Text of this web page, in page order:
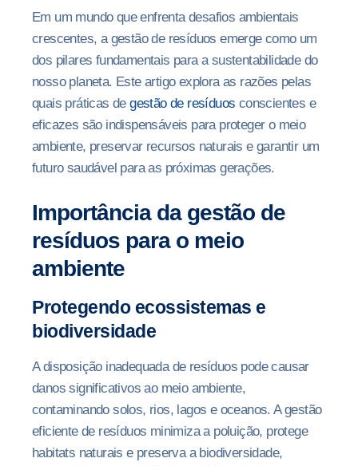
Em um mundo que enfrenta desafios ambientais
crescentes, a gestão de resíduos emerge como um
dos pilares fundamentais para a sustentabilidade do
nosso planeta. Este artigo explora as razões pelas
quais práticas degestão de resíduos conscientes e
eficazes são indispensáveis para proteger o meio
ambiente, preservar recursos naturais e garantir um
futuro saudável para as próximas gerações.
Importância da gestão de
resíduos para o meio
ambiente
Protegendo ecossistemas e
biodiversidade
A disposição inadequada de resíduos pode causar
danos significativos ao meio ambiente,
contaminando solos, rios, lagos e oceanos. A gestão
eficiente de resíduos minimiza a poluição, protege
habitats naturais e preserva a biodiversidade,